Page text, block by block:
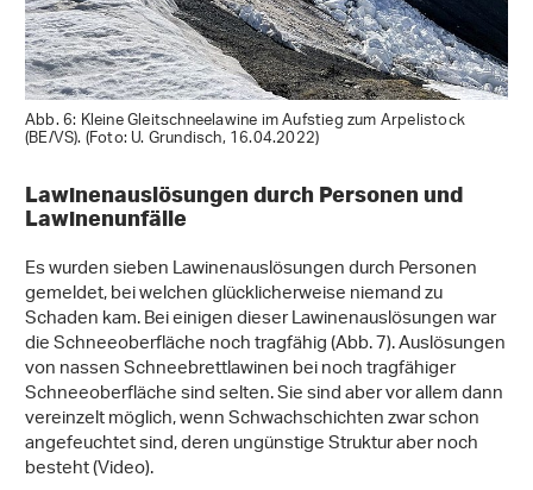
Abb. 6: Kleine Gleitschneelawine im Aufstieg zum Arpelistock
(BE/VS). (Foto: U. Grundisch, 16.04.2022)
Lawinenauslösungen durch Personen und
Lawinenunfälle
Es wurden sieben Lawinenauslösungen durch Personen
gemeldet, bei welchen glücklicherweise niemand zu
Schaden kam. Bei einigen dieser Lawinenauslösungen war
die Schneeoberfläche noch tragfähig (Abb. 7). Auslösungen
von nassen Schneebrettlawinen bei noch tragfähiger
Schneeoberfläche sind selten. Sie sind aber vor allem dann
vereinzelt möglich, wenn Schwachschichten zwar schon
angefeuchtet sind, deren ungünstige Struktur aber noch
besteht (Video).